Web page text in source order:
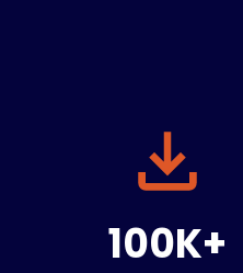
100K+